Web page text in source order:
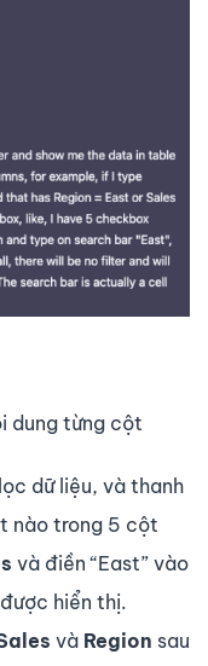
dung từng cột
dữ liệu, và thanh
nào trong 5 cột
và điền “East” vào
hiển thị.
và Region sau